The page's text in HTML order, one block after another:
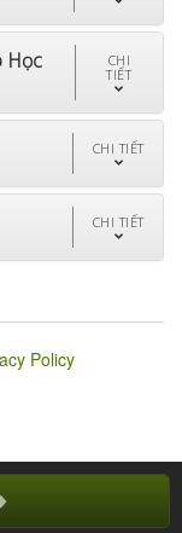
Học
CHI
TIẾT
CHI TIẾT
CHI TIẾT
Policy